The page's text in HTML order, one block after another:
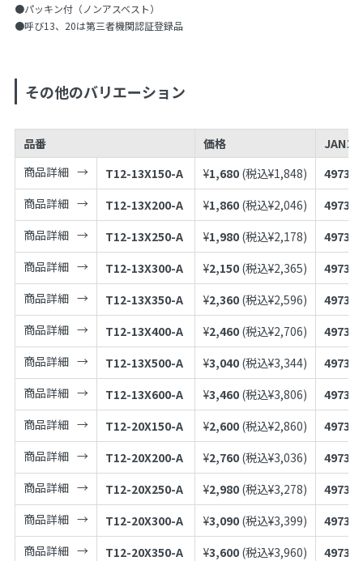
●パッキン付（ノンアスベスト）
●呼び13、20は第三者機関認証登録品
その他のバリエーション
品番 価格
JANコ
商品詳細
T12-13X150-A ¥1,680 (税込¥1,848)
商品詳細
T12-13X200-A ¥1,860 (税込¥2,046)
商品詳細
T12-13X250-A ¥1,980 (税込¥2,178)
商品詳細
T12-13X300-A ¥2,150 (税込¥2,365)
商品詳細
T12-13X350-A ¥2,360 (税込¥2,596)
商品詳細
T12-13X400-A ¥2,460 (税込¥2,706)
商品詳細
T12-13X500-A ¥3,040 (税込¥3,344)
商品詳細
T12-13X600-A ¥3,460 (税込¥3,806)
商品詳細
T12-20X150-A ¥2,600 (税込¥2,860)
商品詳細
T12-20X200-A ¥2,760 (税込¥3,036)
商品詳細
T12-20X250-A ¥2,980 (税込¥3,278)
商品詳細
T12-20X300-A ¥3,090 (税込¥3,399)
商品詳細
T12-20X350-A ¥3,600 (税込¥3,960)